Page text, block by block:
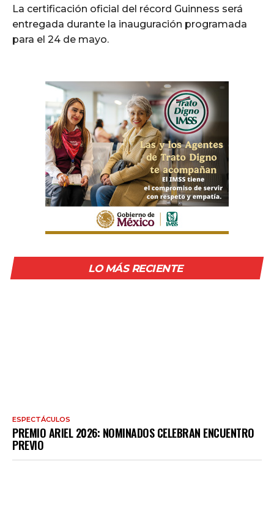
La certificación oficial del récord Guinness será
entregada durante la inauguración programada
para el 24 de mayo.
LO MÁS RECIENTE
ESPECTÁCULOS
PREMIO ARIEL 2026: NOMINADOS CELEBRAN ENCUENTRO
PREVIO